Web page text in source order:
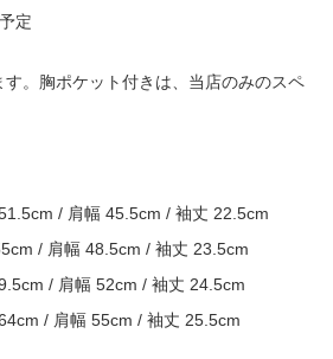
定
。胸ポケット付きは、当店のみのスペ
/ 肩幅 45.5cm / 袖丈 22.5cm
/ 肩幅 48.5cm / 袖丈 23.5cm
/ 肩幅 52cm / 袖丈 24.5cm
/ 肩幅 55cm / 袖丈 25.5cm